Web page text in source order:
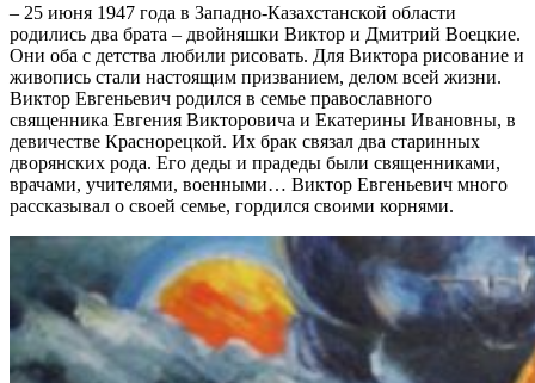
– 25 июня 1947 года в Западно-Казахстанской области
родились два брата – двойняшки Виктор и Дмитрий Воецкие.
Они оба с детства любили рисовать. Для Виктора рисование и
живопись стали настоящим призванием, делом всей жизни.
Виктор Евгеньевич родился в семье православного
священника Евгения Викторовича и Екатерины Ивановны, в
девичестве Краснорецкой. Их брак связал два старинных
дворянских рода. Его деды и прадеды были священниками,
врачами, учителями, военными… Виктор Евгеньевич много
рассказывал о своей семье, гордился своими корнями.